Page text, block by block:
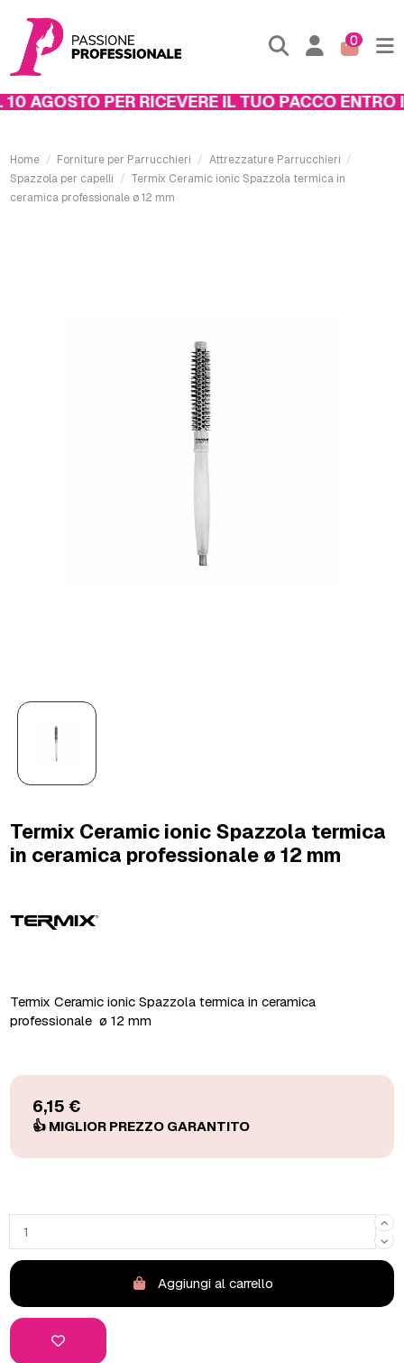
0
AGOSTO PER RICEVERE IL TUO PACCO ENTRO IL
Home Forniture per Parrucchieri
Attrezzature Parrucchieri
Spazzola per capelli
Termix Ceramic ionic Spazzola termica in
ceramica professionale ø 12 mm
Termix Ceramic ionic Spazzola termica
in ceramica professionale ø 12 mm
Termix Ceramic ionic Spazzola termica in ceramica
professionale ø 12 mm
6,15 €
Aggiungi al carrello